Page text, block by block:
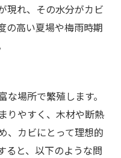
現れ、その水分がカビ
の高い夏場や梅雨時期
場所で繁殖します。
りやすく、木材や断熱
、カビにとって理想的
ると、以下のような問